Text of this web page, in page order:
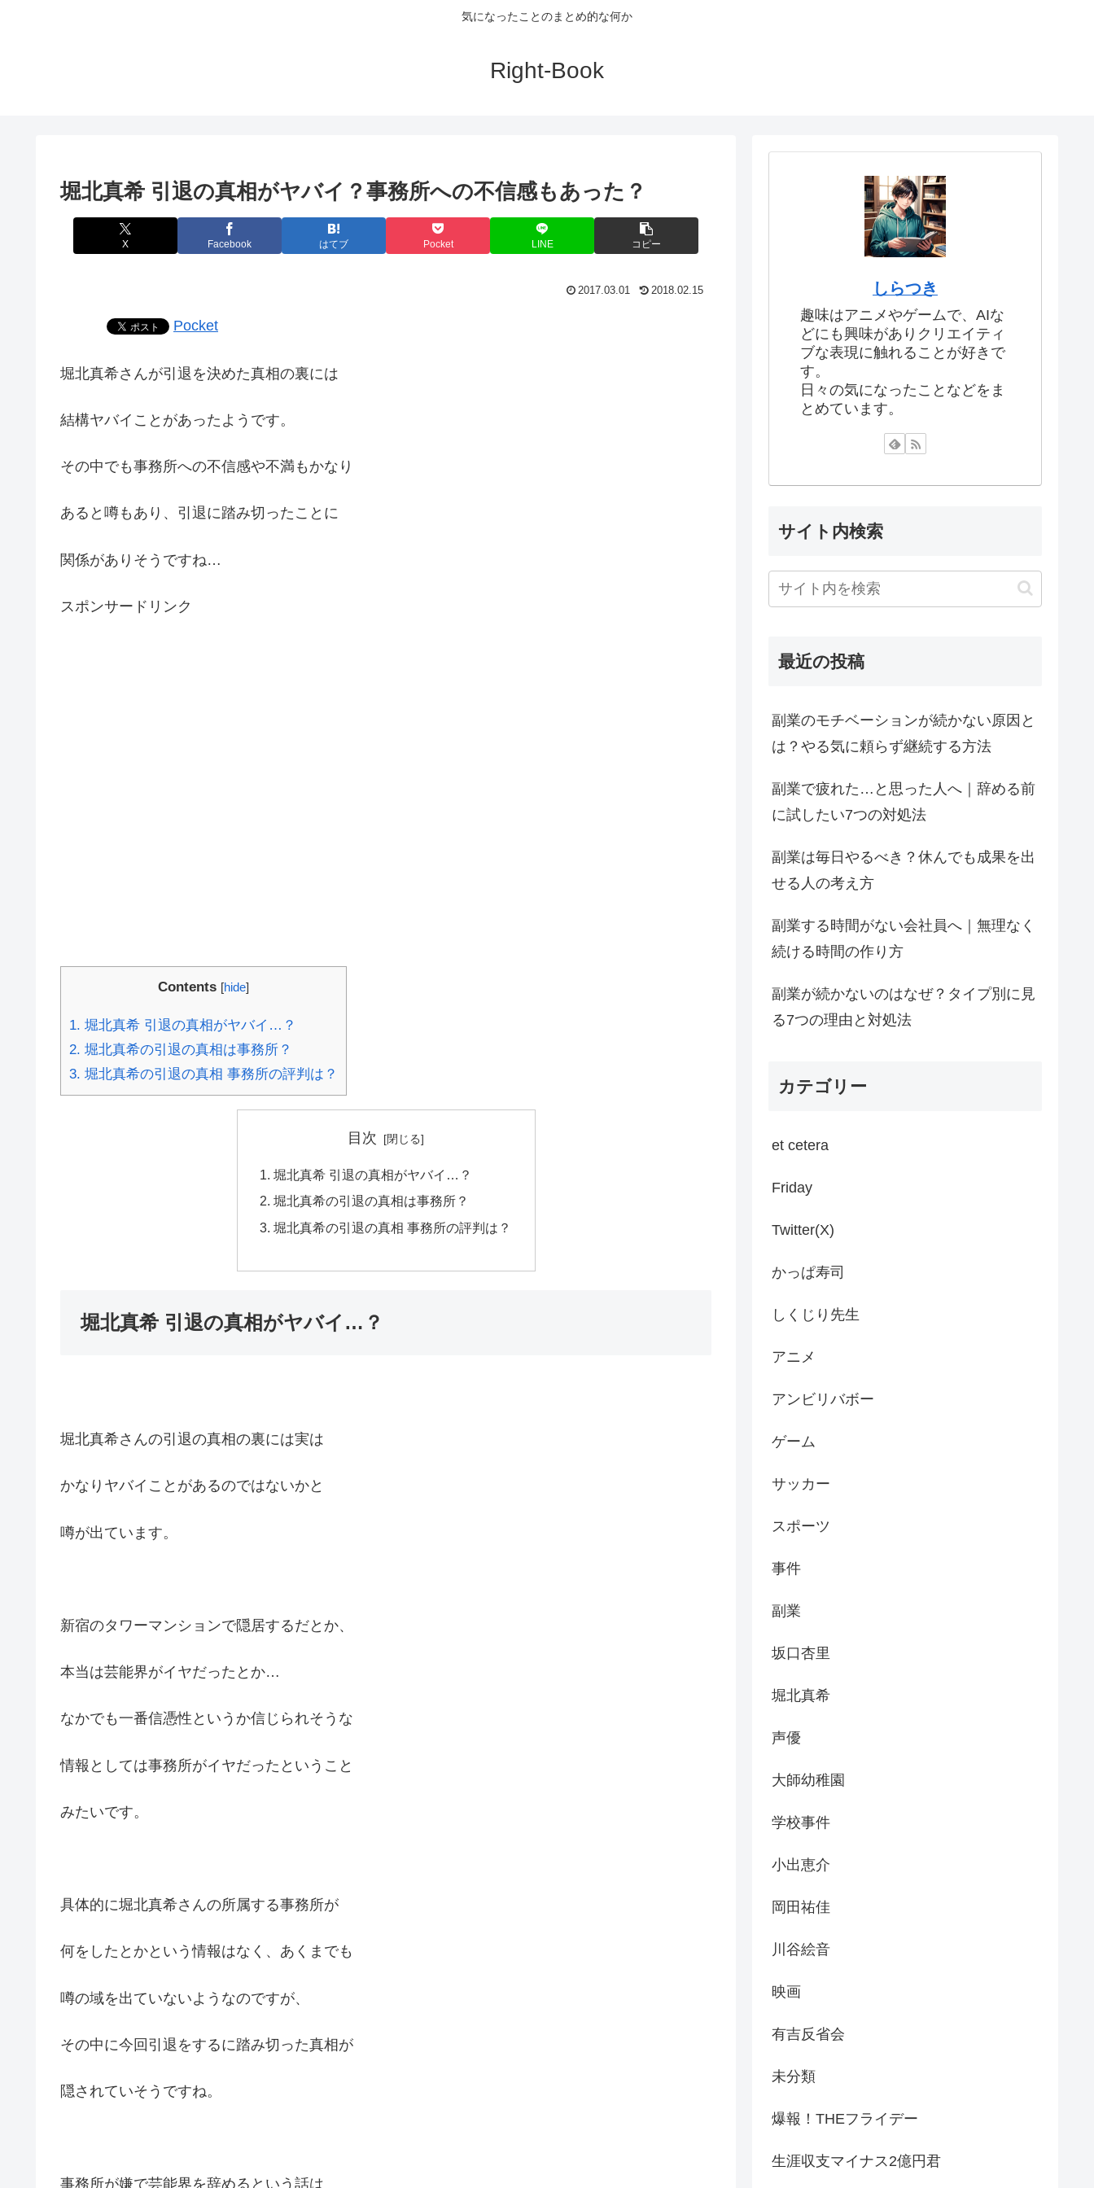
気になったことのまとめ的な何か
Right-Book
堀北真希 引退の真相がヤバイ？事務所への不信感もあった？
X Facebook はてブ Pocket LINE コピー
2017.03.01 2018.02.15
Pocket
堀北真希さんが引退を決めた真相の裏には
結構ヤバイことがあったようです。
その中でも事務所への不信感や不満もかなり
あると噂もあり、引退に踏み切ったことに
関係がありそうですね…
スポンサードリンク
Contents [hide]
1. 堀北真希 引退の真相がヤバイ…？
2. 堀北真希の引退の真相は事務所？
3. 堀北真希の引退の真相 事務所の評判は？
目次
堀北真希 引退の真相がヤバイ…？
堀北真希の引退の真相は事務所？
堀北真希の引退の真相 事務所の評判は？
堀北真希 引退の真相がヤバイ…？
堀北真希さんの引退の真相の裏には実は
かなりヤバイことがあるのではないかと
噂が出ています。
新宿のタワーマンションで隠居するだとか、
本当は芸能界がイヤだったとか…
なかでも一番信憑性というか信じられそうな
情報としては事務所がイヤだったということ
みたいです。
具体的に堀北真希さんの所属する事務所が
何をしたとかという情報はなく、あくまでも
噂の域を出ていないようなのですが、
その中に今回引退をするに踏み切った真相が
隠されていそうですね。
事務所が嫌で芸能界を辞めるという話は
しらつき
趣味はアニメやゲームで、AIな
どにも興味がありクリエイティ
ブな表現に触れることが好きで
す。
日々の気になったことなどをま
とめています。
サイト内検索
最近の投稿
副業のモチベーションが続かない原因と
は？やる気に頼らず継続する方法
副業で疲れた…と思った人へ｜辞める前
に試したい7つの対処法
副業は毎日やるべき？休んでも成果を出
せる人の考え方
副業する時間がない会社員へ｜無理なく
続ける時間の作り方
副業が続かないのはなぜ？タイプ別に見
る7つの理由と対処法
カテゴリー
et cetera
Friday
Twitter(X)
かっぱ寿司
しくじり先生
アニメ
アンビリバボー
ゲーム
サッカー
スポーツ
事件
副業
坂口杏里
堀北真希
声優
大師幼稚園
学校事件
小出恵介
岡田祐佳
川谷絵音
映画
有吉反省会
未分類
爆報！THEフライデー
生涯収支マイナス2億円君